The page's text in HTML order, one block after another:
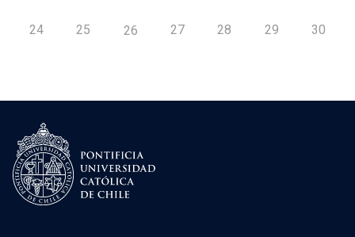
24 25 26 27 28 29 30